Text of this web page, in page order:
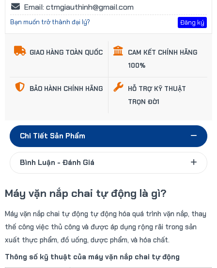
Email: ctmgiauthinh@gmail.com
Bạn muốn trở thành đại lý? Đăng ký
GIAO HÀNG TOÀN QUỐC
CAM KẾT CHÍNH HÃNG
100%
BẢO HÀNH CHÍNH HÃNG
HỖ TRỢ KỸ THUẬT
TRỌN ĐỜI
Chi Tiết Sản Phẩm
Bình Luận - Đánh Giá
Máy vặn nắp chai tự động là gì?
Máy vặn nắp chai tự động tự động hóa quá trình vặn nắp, thay
thế công việc thủ công và được áp dụng rộng rãi trong sản
xuất thực phẩm, đồ uống, dược phẩm, và hóa chất.
Thông số kỹ thuật của máy vặn nắp chai tự động